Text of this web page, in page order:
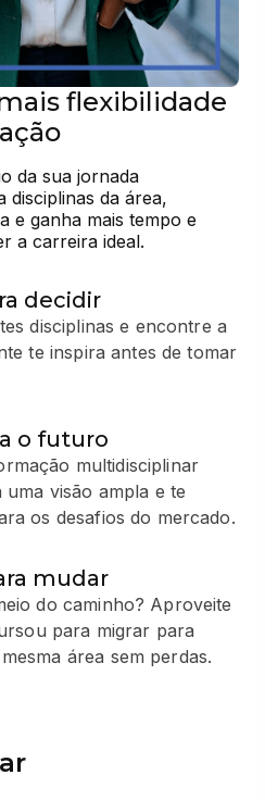
flexibilidade
da sua jornada
disciplinas da área,
e ganha mais tempo e
a carreira ideal.
decidir
disciplinas e encontre a
te inspira antes de tomar
o futuro
multidisciplinar
visão ampla e te
os desafios do mercado.
mudar
do caminho? Aproveite
para migrar para
área sem perdas.